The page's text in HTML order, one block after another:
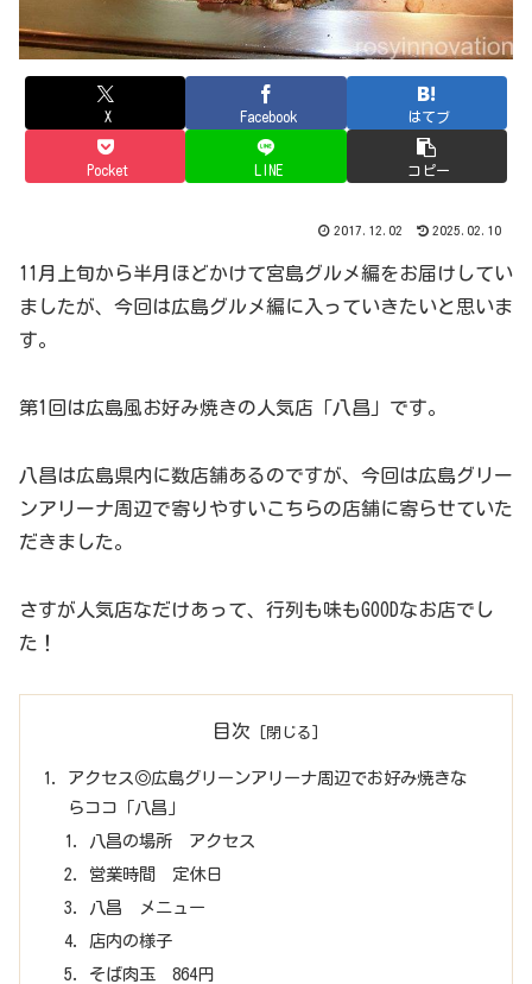
X Facebook はてブ
Pocket LINE コピー
2017.12.02 2025.02.10
11月上旬から半月ほどかけて宮島グルメ編をお届けしてい
ましたが、今回は広島グルメ編に入っていきたいと思いま
す。
第1回は広島風お好み焼きの人気店「八昌」です。
八昌は広島県内に数店舗あるのですが、今回は広島グリー
ンアリーナ周辺で寄りやすいこちらの店舗に寄らせていた
だきました。
さすが人気店なだけあって、行列も味もGOODなお店でし
た！
目次
アクセス◎広島グリーンアリーナ周辺でお好み焼きな
らココ「八昌」
八昌の場所 アクセス
営業時間 定休日
八昌 メニュー
店内の様子
そば肉玉 864円